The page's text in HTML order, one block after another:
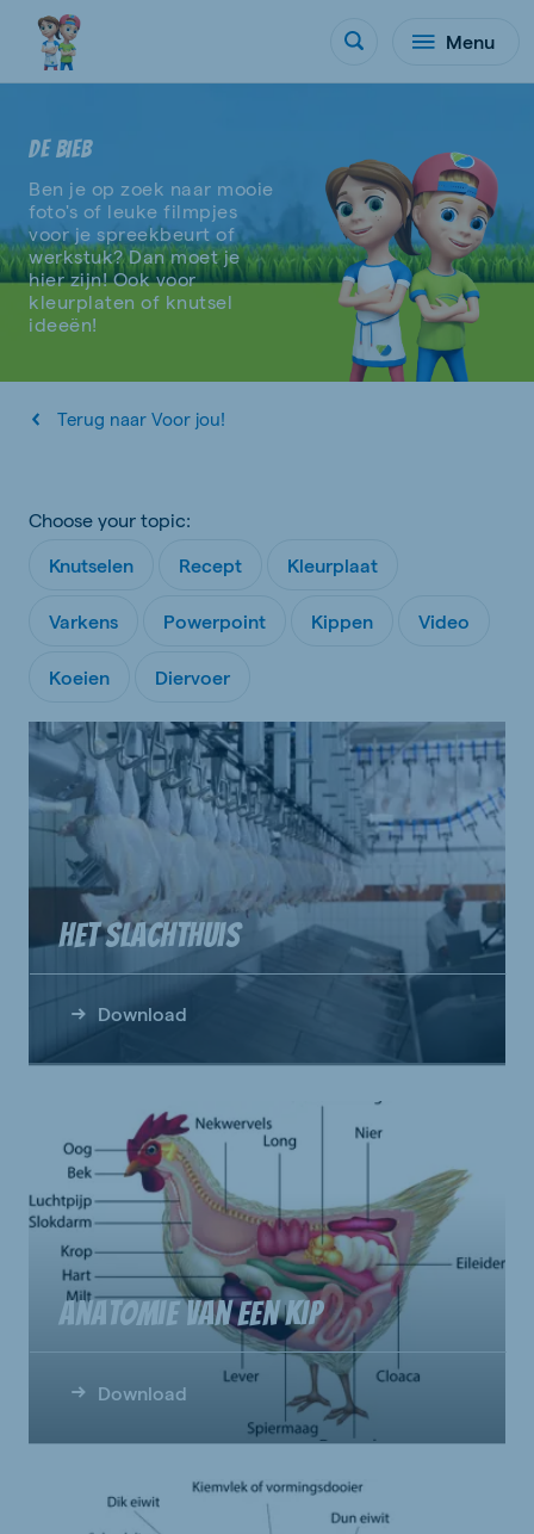
Menu
DE BIEB
Ben je op zoek naar mooie
foto's of leuke filmpjes
voor je spreekbeurt of
werkstuk? Dan moet je
hier zijn! Ook voor
kleurplaten of knutsel
ideeën!
Terug naar Voor jou!
Choose your topic:
Knutselen
Recept Kleurplaat
Varkens Powerpoint Kippen Video
Koeien Diervoer
Het slachthuis
Download
Anatomie van een kip
Download